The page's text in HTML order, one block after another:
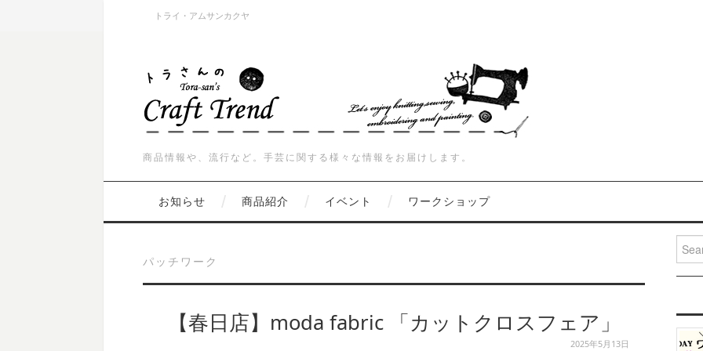
トライ・アムサンカクヤ
商品情報や、流行など。手芸に関する様々な情報をお届けします。
お知らせ 商品紹介 イベント ワークショップ
パッチワーク
【春日店】moda fabric 「カットクロスフェア」
2025年5月13日